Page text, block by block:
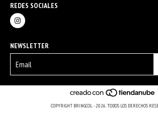
REDES SOCIALES
NEWSLETTER
COPYRIGHT BRINGCOL - 2026. TODOS LOS DERECHOS